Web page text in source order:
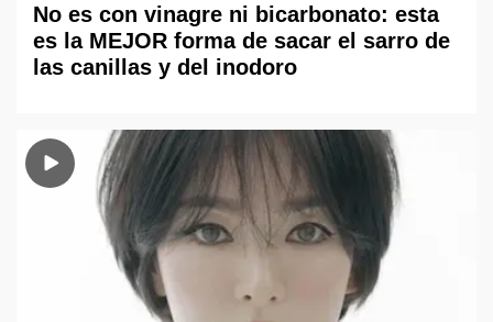
No es con vinagre ni bicarbonato: esta
es la MEJOR forma de sacar el sarro de
las canillas y del inodoro